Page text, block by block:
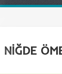
NİĞDE